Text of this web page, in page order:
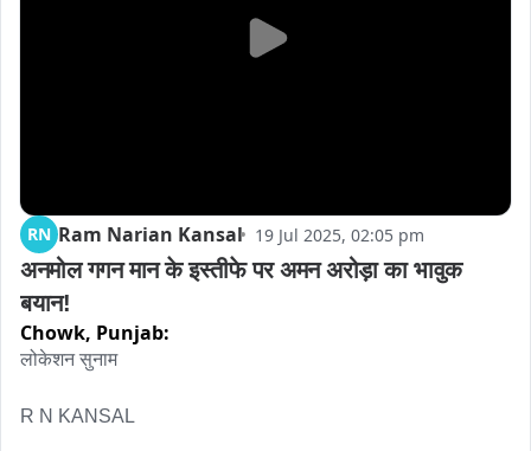
RN Ram Narian Kansal 19 Jul 2025, 02:05 pm
अनमोल गगन मान के इस्तीफे पर अमन अरोड़ा का भावुक
बयान!
Chowk, Punjab:
लोकेशन सुनाम
R N KANSAL